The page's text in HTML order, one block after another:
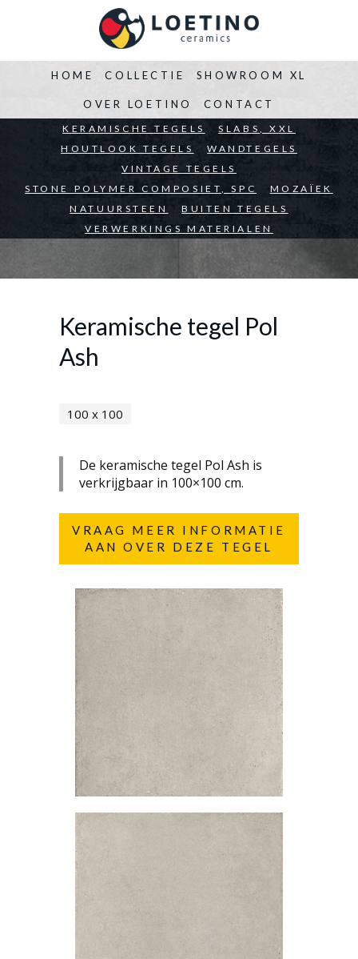
HOME
BEDRIJVEN ARCHITECTEN PARTICULIEREN
COLLECTIE
KERAMISCHE TEGELS
SLABS, XXL
HOUTLOOK TEGELS
WANDTEGELS
VINTAGE TEGELS
STONE POLYMER COMPOSIET, SPC
MOZAÏEK
NATUURSTEEN
BUITEN TEGELS
VERWERKINGS MATERIALEN
SHOWROOM XL
OVER LOETINO CONTACT
Keramische tegel Pol
Ash
100 x 100
De keramische tegel Pol Ash is
verkrijgbaar in 100×100 cm.
VRAAG MEER INFORMATIE
AAN OVER DEZE TEGEL